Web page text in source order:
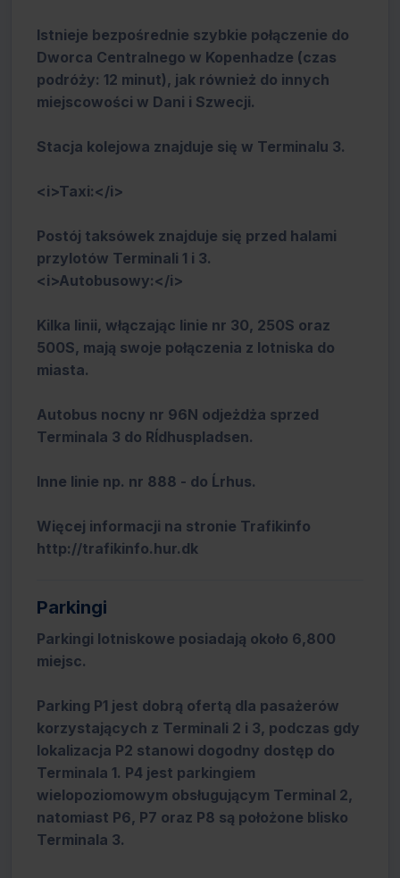
Istnieje bezpośrednie szybkie połączenie do
Dworca Centralnego w Kopenhadze (czas
podróży: 12 minut), jak również do innych
miejscowości w Dani i Szwecji.
Stacja kolejowa znajduje się w Terminalu 3.
<i>Taxi:</i>
Postój taksówek znajduje się przed halami
przylotów Terminali 1 i 3.
<i>Autobusowy:</i>
Kilka linii, włączając linie nr 30, 250S oraz
500S, mają swoje połączenia z lotniska do
miasta.
Autobus nocny nr 96N odjeżdża sprzed
Terminala 3 do Rĺdhuspladsen.
Inne linie np. nr 888 - do Ĺrhus.
Więcej informacji na stronie Trafikinfo
http://trafikinfo.hur.dk
Parkingi
Parkingi lotniskowe posiadają około 6,800
miejsc.
Parking P1 jest dobrą ofertą dla pasażerów
korzystających z Terminali 2 i 3, podczas gdy
lokalizacja P2 stanowi dogodny dostęp do
Terminala 1. P4 jest parkingiem
wielopoziomowym obsługującym Terminal 2,
natomiast P6, P7 oraz P8 są położone blisko
Terminala 3.